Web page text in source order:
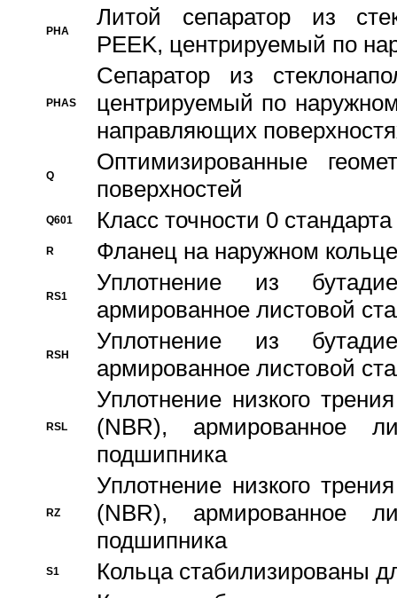
PHA
Литой сепаратор из
PEEK, центрируемый по
PHAS
Сепаратор из
центрируемый по
направляющих
Q
Оптимизированные
поверхностей
Q601 Класс точности 0
R Фланец на наружном кольце
RS1
Уплотнение из
армированное листовой
RSH
Уплотнение из
армированное листовой
RSL
Уплотнение низкого
(NBR), армированное
подшипника
RZ
Уплотнение низкого
(NBR), армированное
подшипника
S1 Кольца стабилизированы